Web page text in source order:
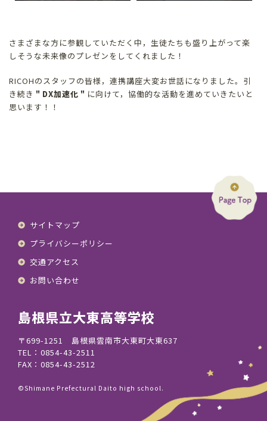
さまざまな方に参観していただく中，生徒たちも盛り上がって楽
しそうな未来像のプレゼンをしてくれました！
RICOHのスタッフの皆様，連携講座大変お世話になりました。引
き続き ＂DX加速化＂ に向けて，協働的な活動を進めていきたいと
思います！！
サイトマップ
プライバシーポリシー
交通アクセス
お問い合わせ
島根県立大東高等学校
〒699-1251 島根県雲南市大東町大東637
TEL：0854-43-2511
FAX：0854-43-2512
©Shimane Prefectural Daito high school.